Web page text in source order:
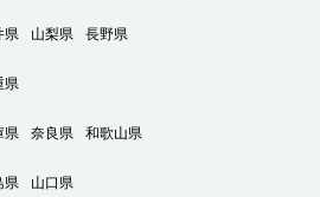
県 山梨県
長野県
県
県 奈良県
和歌山県
県
山口県